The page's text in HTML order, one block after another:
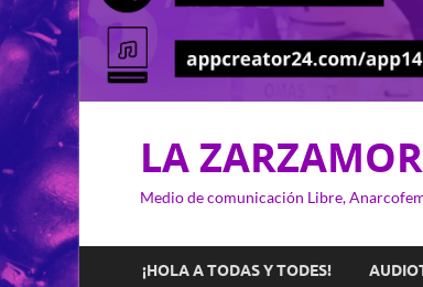
LA
Medio de comunicación Libre,
¡HOLA A TODAS Y TODES!